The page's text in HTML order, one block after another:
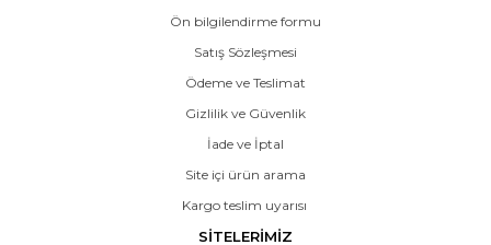
Ön bilgilendirme formu
Satış Sözleşmesi
Ödeme ve Teslimat
Gizlilik ve Güvenlik
İade ve İptal
Site içi ürün arama
Kargo teslim uyarısı
SİTELERİMİZ